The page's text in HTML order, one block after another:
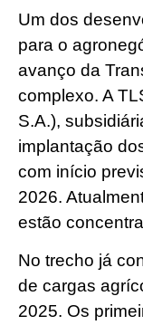
Um dos
para o
avanço da
complexo. A
S.A.),
implantação
com início
2026.
estão
No trecho já
de cargas
2025. Os